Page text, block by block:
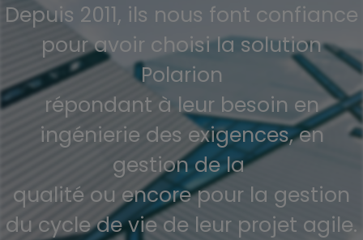
Depuis 2011, ils nous font confiance
pour avoir choisi la solution
Polarion
répondant à leur besoin en
ingénierie des exigences, en
gestion de la
qualité ou encore pour la gestion
du cycle de vie de leur projet agile.